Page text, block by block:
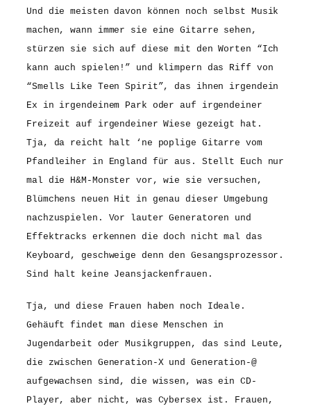
Und die meisten davon können noch selbst Musik
machen, wann immer sie eine Gitarre sehen,
stürzen sie sich auf diese mit den Worten “Ich
kann auch spielen!” und klimpern das Riff von
“Smells Like Teen Spirit”, das ihnen irgendein
Ex in irgendeinem Park oder auf irgendeiner
Freizeit auf irgendeiner Wiese gezeigt hat.
Tja, da reicht halt ‘ne poplige Gitarre vom
Pfandleiher in England für aus. Stellt Euch nur
mal die H&M-Monster vor, wie sie versuchen,
Blümchens neuen Hit in genau dieser Umgebung
nachzuspielen. Vor lauter Generatoren und
Effektracks erkennen die doch nicht mal das
Keyboard, geschweige denn den Gesangsprozessor.
Sind halt keine Jeansjackenfrauen.
Tja, und diese Frauen haben noch Ideale.
Gehäuft findet man diese Menschen in
Jugendarbeit oder Musikgruppen, das sind Leute,
die zwischen Generation-X und Generation-@
aufgewachsen sind, die wissen, was ein CD-
Player, aber nicht, was Cybersex ist. Frauen,